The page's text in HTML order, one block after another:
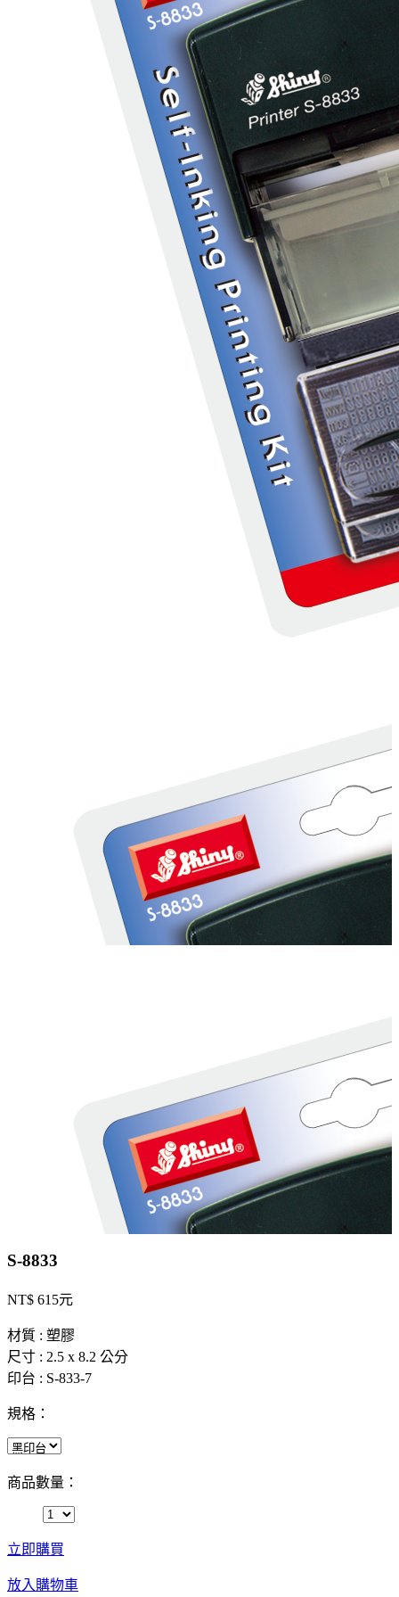
S-8833
NT$ 615元
材質 : 塑膠
尺寸 : 2.5 x 8.2 公分
印台 : S-833-7
規格：
商品數量：
立即購買
放入購物車